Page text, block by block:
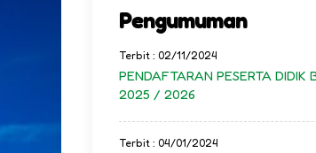
Pengumuman
Terbit : 02/11/2024
PENDAFTARAN PESERTA DIDIK
2025 / 2026
Terbit : 04/01/2024